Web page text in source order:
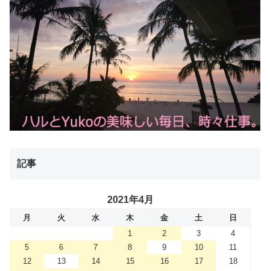
記事
2021年4月
月 火 水 木 金 土
日
1
2 3
4
5
6 7 8 9 10
11
12
13 14 15 16 17
18